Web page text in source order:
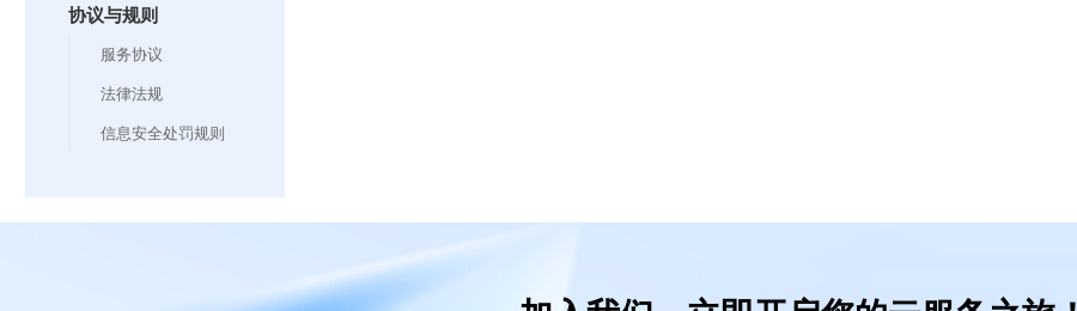
协议与规则
服务协议
法律法规
信息安全处罚规则